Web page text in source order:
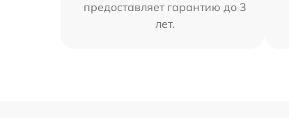
предоставляет гарантию до 3
лет.